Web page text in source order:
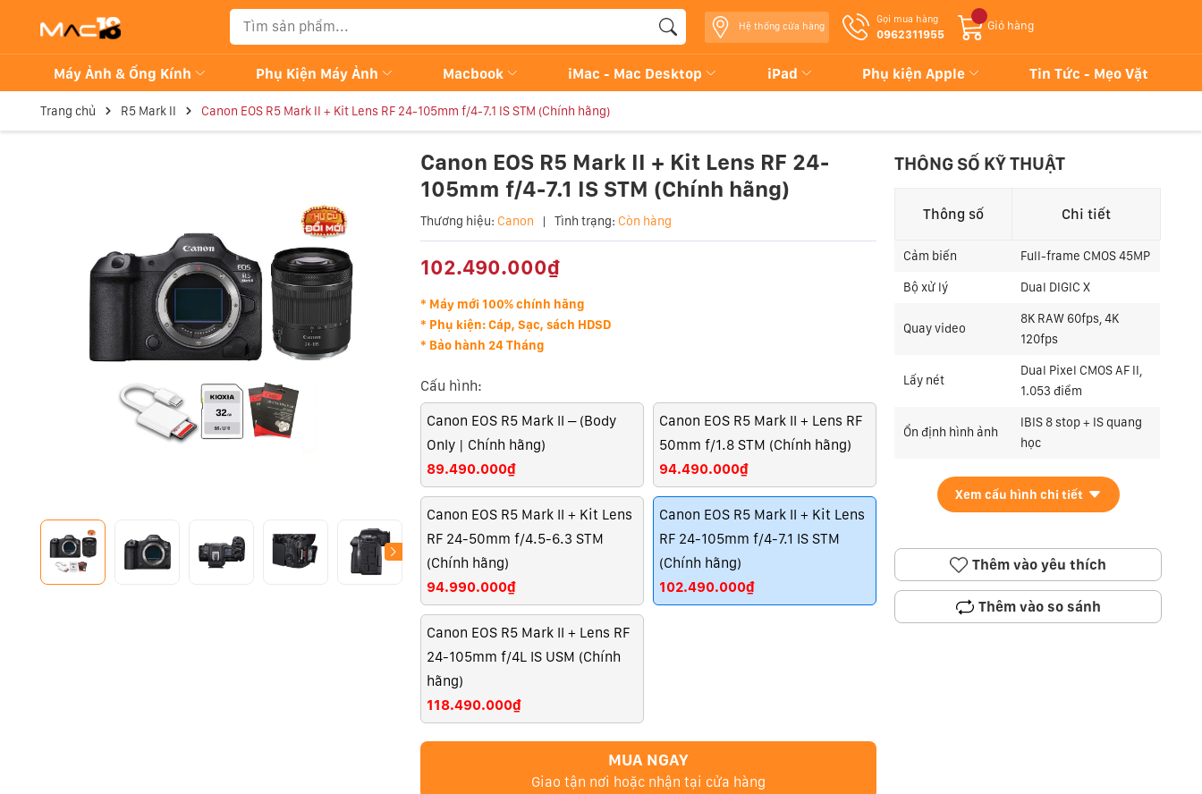
Hệ thống cửa hàng
Gọi mua hàng
0962311955
Giỏ hàng
Máy Ảnh & Ống Kính Phụ Kiện Máy Ảnh Macbook iMac - Mac Desktop iPad Phụ kiện Apple Tin Tức - Mẹo Vặt
Trang chủ R5 Mark II Canon EOS R5 Mark II + Kit Lens RF 24-105mm f/4-7.1 IS STM (Chính hãng)
Canon EOS R5 Mark II + Kit Lens RF 24-
105mm f/4-7.1 IS STM (Chính hãng)
Thương hiệu: Canon | Tình trạng: Còn hàng
102.490.000₫
* Máy mới 100% chính hãng
* Phụ kiện: Cáp, Sạc, sách HDSD
* Bảo hành 24 Tháng
Cấu hình:
Canon EOS R5 Mark II – (Body
Only | Chính hãng)
89.490.000₫
Canon EOS R5 Mark II + Lens RF
50mm f/1.8 STM (Chính hãng)
94.490.000₫
Canon EOS R5 Mark II + Kit Lens
RF 24-50mm f/4.5-6.3 STM
(Chính hãng)
94.990.000₫
Canon EOS R5 Mark II + Kit Lens
RF 24-105mm f/4-7.1 IS STM
(Chính hãng)
102.490.000₫
Canon EOS R5 Mark II + Lens RF
24-105mm f/4L IS USM (Chính
hãng)
118.490.000₫
MUA NGAY
Giao tận nơi hoặc nhận tại cửa hàng
THÔNG SỐ KỸ THUẬT
Thông số Chi tiết
Cảm biến Full-frame CMOS 45MP
Bộ xử lý Dual DIGIC X
Quay video
8K RAW 60fps, 4K
120fps
Lấy nét
Dual Pixel CMOS AF II,
1.053 điểm
Ổn định hình ảnh
IBIS 8 stop + IS quang
học
Xem cấu hình chi tiết
Thêm vào yêu thích
Thêm vào so sánh